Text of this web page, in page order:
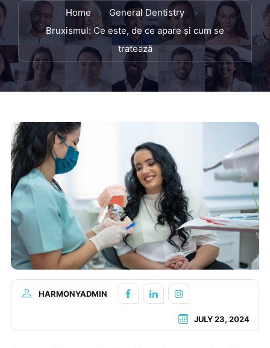
Home
General Dentistry
Bruxismul: Ce este, de ce apare și cum se
tratează
HARMONYADMIN
JULY 23, 2024